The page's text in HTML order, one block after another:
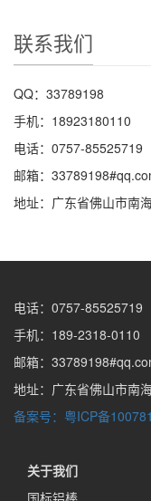
联系我们
QQ：33789198
手机：18923180110
电话：0757-85525719
邮箱：
地址：广东省佛山市南
电话：0757-85525719
手机：189-2318-0110
邮箱：
地址：广东省佛山市南
备案号：粤ICP备
关于我们
国标铝棒